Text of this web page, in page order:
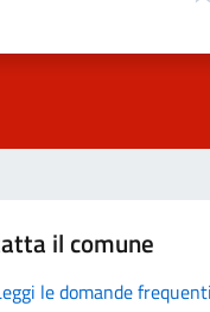
il comune
le domande frequenti